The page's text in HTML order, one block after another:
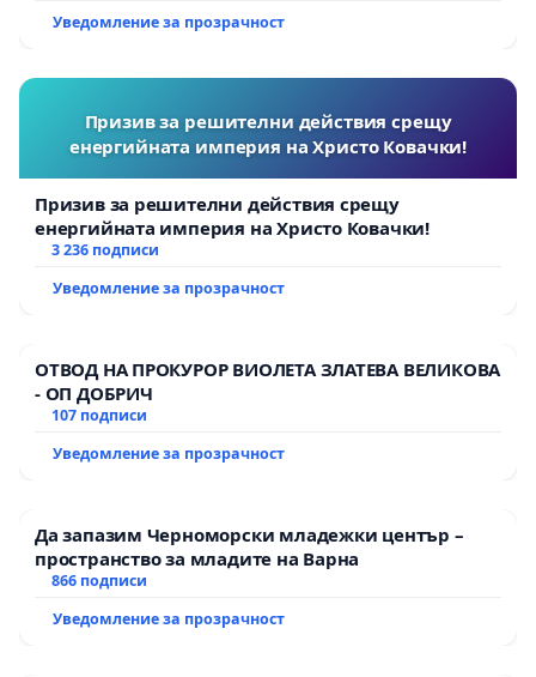
Уведомление за прозрачност
Призив за решителни действия срещу
енергийната империя на Христо Ковачки!
Призив за решителни действия срещу
енергийната империя на Христо Ковачки!
3 236 подписи
Уведомление за прозрачност
ОТВОД НА ПРОКУРОР ВИОЛЕТА ЗЛАТЕВА ВЕЛИКОВА
- ОП ДОБРИЧ
107 подписи
Уведомление за прозрачност
Да запазим Черноморски младежки център –
пространство за младите на Варна
866 подписи
Уведомление за прозрачност